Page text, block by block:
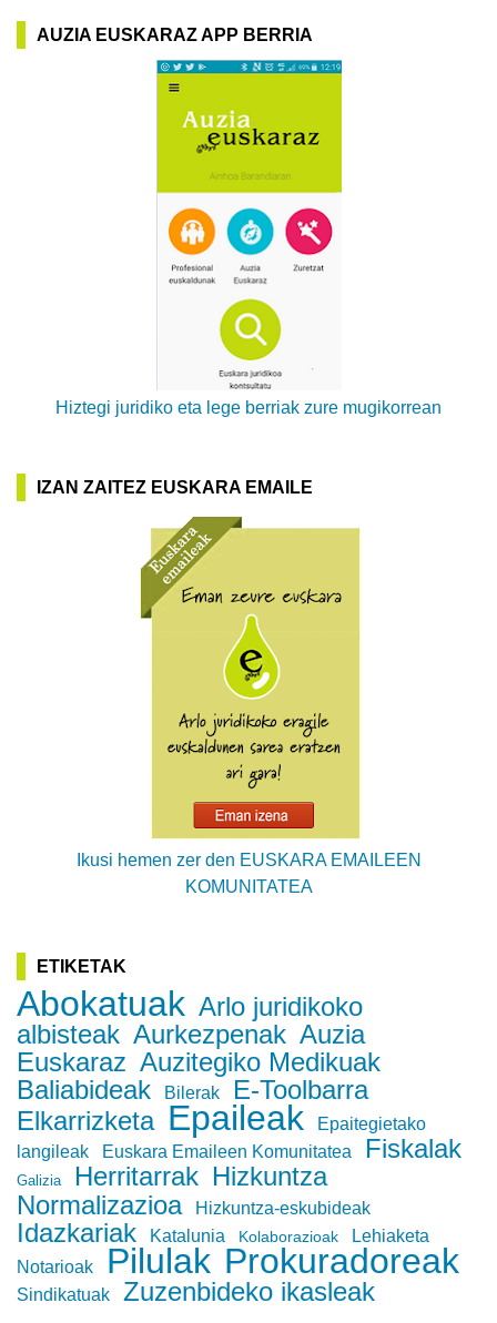
AUZIA EUSKARAZ APP BERRIA
Hiztegi juridiko eta lege berriak zure mugikorrean
IZAN ZAITEZ EUSKARA EMAILE
Ikusi hemen zer den EUSKARA EMAILEEN
KOMUNITATEA
ETIKETAK
Abokatuak Arlo juridikoko
albisteak Aurkezpenak Auzia
Euskaraz Auzitegiko Medikuak
Baliabideak
Bilerak
E-Toolbarra
Elkarrizketa Epaileak
Epaitegietako
langileak
Euskara Emaileen Komunitatea Fiskalak
Galizia Herritarrak Hizkuntza
Normalizazioa
Hizkuntza-eskubideak
Idazkariak Katalunia Kolaborazioak
Lehiaketa
Notarioak
Pilulak Prokuradoreak
Sindikatuak Zuzenbideko ikasleak